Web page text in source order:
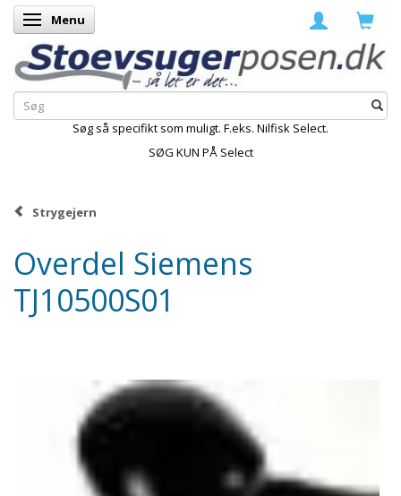
Skifte navigation
Menu
Søg så specifikt som muligt. F.eks. Nilfisk Select.
SØG KUN PÅ Select
Strygejern
Overdel Siemens
TJ10500S01